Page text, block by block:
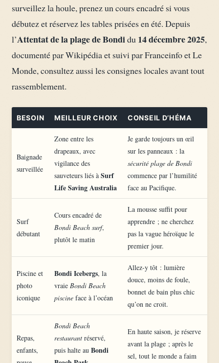
surveillez la houle, prenez un cours encadré si vous
débutez et réservez les tables prisées en été. Depuis
l’Attentat de la plage de Bondidu 14 décembre 2025,
documenté par Wikipédia et suivi par Franceinfo et Le
Monde, consultez aussi les consignes locales avant tout
rassemblement.
BESOIN MEILLEUR CHOIX CONSEIL D’HÉMA
Baignade
surveillée
Zone entre les
drapeaux, avec
vigilance des
sauveteurs liés à Surf
Life Saving Australia
Je garde toujours un œil
sur les panneaux : la
sécurité plage de Bondi
commence par l’humilité
face au Pacifique.
Surf
débutant
Cours encadré de
Bondi Beach surf,
plutôt le matin
La mousse suffit pour
apprendre ; ne cherchez
pas la vague héroïque le
premier jour.
Piscine et
photo
iconique
Bondi Icebergs, la
vraie Bondi Beach
piscine face à l’océan
Allez-y tôt : lumière
douce, moins de foule,
bonnet de bain plus chic
qu’on ne croit.
Repas,
enfants,
Bondi Beach
restaurant réservé,
puis halte au Bondi
En haute saison, je réserve
avant la plage ; après le
sel, tout le monde a faim